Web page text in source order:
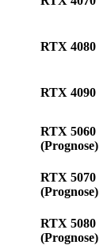
RTX 4080
RTX 4090
RTX 5060
(Prognose)
RTX 5070
(Prognose)
RTX 5080
(Prognose)